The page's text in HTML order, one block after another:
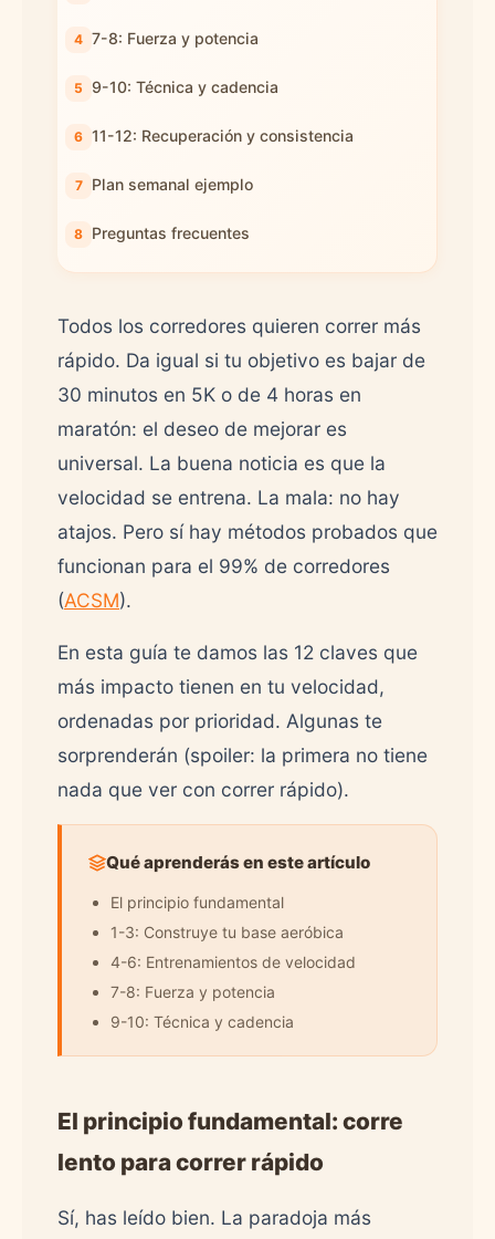
7-8: Fuerza y potencia
9-10: Técnica y cadencia
11-12: Recuperación y consistencia
Plan semanal ejemplo
Preguntas frecuentes
Todos los corredores quieren correr más
rápido. Da igual si tu objetivo es bajar de
30 minutos en 5K o de 4 horas en
maratón: el deseo de mejorar es
universal. La buena noticia es que la
velocidad se entrena. La mala: no hay
atajos. Pero sí hay métodos probados que
funcionan para el 99% de corredores
(ACSM).
En esta guía te damos las 12 claves que
más impacto tienen en tu velocidad,
ordenadas por prioridad. Algunas te
sorprenderán (spoiler: la primera no tiene
nada que ver con correr rápido).
Qué aprenderás en este artículo
El principio fundamental
1-3: Construye tu base aeróbica
4-6: Entrenamientos de velocidad
7-8: Fuerza y potencia
9-10: Técnica y cadencia
El principio fundamental: corre
lento para correr rápido
Sí, has leído bien. La paradoja más